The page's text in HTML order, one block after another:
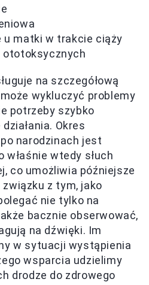
u matki w trakcie ciąży
ototoksycznych
na szczegółową
wykluczyć problemy
potrzeby szybko
Okres
narodzinach jest
właśnie wtedy słuch
co umożliwia późniejsze
z tym, jako
nie tylko na
bacznie obserwować,
na dźwięki. Im
w sytuacji wystąpienia
wsparcia udzielimy
drodze do zdrowego